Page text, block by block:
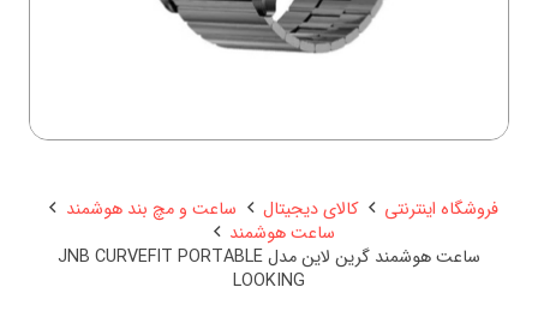
فروشگاه اینترنتی کالای دیجیتال
ساعت و مچ بند هوشمند
ساعت هوشمند
ساعت هوشمند گرین لاین مدل JNB CURVEFIT PORTABLE
LOOKING